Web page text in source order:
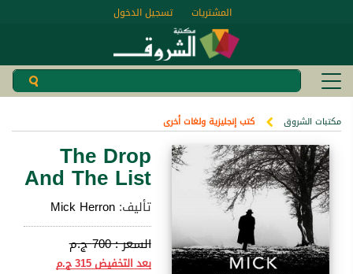
تسجيل الدخول المشتريات
مكتبات الشروق كتب إنجليزية ولغات أخرى
The Drop
And The List
تأليف:Mick Herron
السعر :700 ج.م
بعد التخفيض315 ج.م